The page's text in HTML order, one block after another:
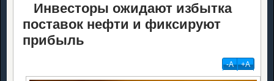
Инвесторы ожидают избытка
поставок нефти и фиксируют
прибыль
-А +А